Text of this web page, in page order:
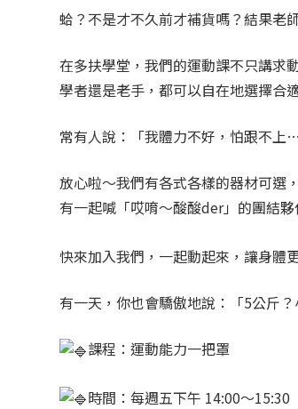
蛤？不是才不久前才補貨嗎？結果老
在多扶學堂，我們的運動課不只講求
學者還是老手，都可以自在地選擇合
常有人說：「我體力不好，怕跟不上…
放心啦～我們有各式各樣的器材可選
有一起喊「哎唷～酸酸der」的團結
快來加入我們，一起動起來，讓身體
有一天，你也會驕傲地說：「5公斤？
課程：運動能力一把罩
時間：每週五下午 14:00～15:30